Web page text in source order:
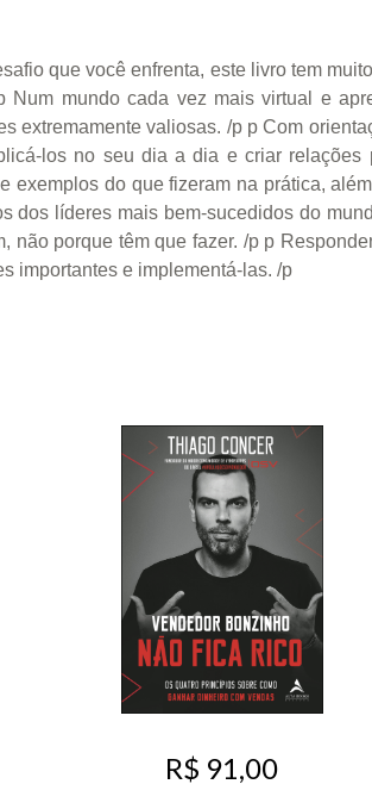
que você enfrenta, este livro tem
mundo cada vez mais virtual e
extremamente valiosas. /p p Com
los no seu dia a dia e criar relações
do que fizeram na prática,
líderes mais bem-sucedidos do
porque têm que fazer. /p p
importantes e implementá-las. /p
R$ 91,00